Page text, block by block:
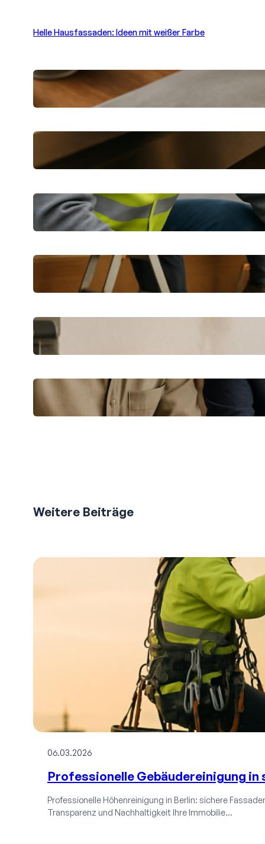
Helle Hausfassaden: Ideen mit weißer Farbe
Betonoptik selbst gestalten: Moderne
Beschichtungsprodukte
Verstopfte Abflüsse in Berlin schnell
Dichtheitsprüfung in Wetzlar:
Praktische Tipps für Eigentümer
CKS Bau erklärt: Praktische Tipps für
Sanierung und Ausbau
Professionelle Renovierung in der
Großstadt: So gelingt es
Weitere Beiträge
06.03.2026
Professionelle Gebäudereinigung in
Professionelle Höhenreinigung in Berlin: sichere
Transparenz und Nachhaltigkeit Ihre Immobilie…